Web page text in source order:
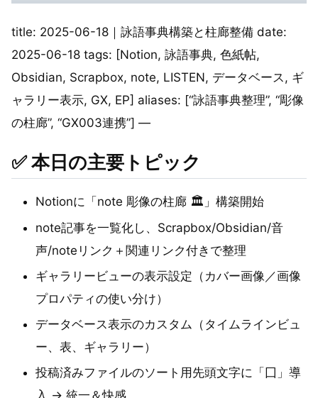
title: 2025-06-18｜詠語事典構築と柱廊整備 date:
2025-06-18 tags: [Notion, 詠語事典, 色紙帖,
Obsidian, Scrapbox, note, LISTEN, データベース, ギ
ャラリー表示, GX, EP] aliases: [“詠語事典整理”, “彫像
の柱廊”, “GX003連携”] —
✅ 本日の主要トピック
Notionに「note 彫像の柱廊 🏛️」構築開始
note記事を一覧化し、Scrapbox/Obsidian/音
声/noteリンク＋関連リンク付きで整理
ギャラリービューの表示設定（カバー画像／画像
プロパティの使い分け）
データベース表示のカスタム（タイムラインビュ
ー、表、ギャラリー）
投稿済みファイルのソート用先頭文字に「囗」導